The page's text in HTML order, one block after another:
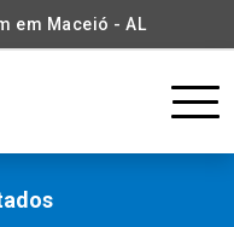
em Maceió - AL